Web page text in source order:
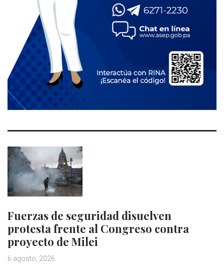
Fuerzas de seguridad disuelven
protesta frente al Congreso contra
proyecto de Milei
6 agosto, 2026